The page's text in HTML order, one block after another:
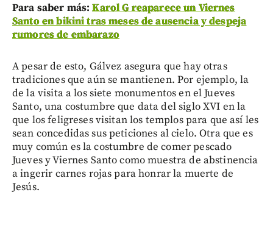
Para saber más:Karol G reaparece un Viernes
Santo en bikini tras meses de ausencia y despeja
rumores de embarazo
A pesar de esto, Gálvez asegura que hay otras
tradiciones que aún se mantienen. Por ejemplo, la
de la visita a los siete monumentos en el Jueves
Santo, una costumbre que data del siglo XVI en la
que los feligreses visitan los templos para que así les
sean concedidas sus peticiones al cielo. Otra que es
muy común es la costumbre de comer pescado
Jueves y Viernes Santo como muestra de abstinencia
a ingerir carnes rojas para honrar la muerte de
Jesús.